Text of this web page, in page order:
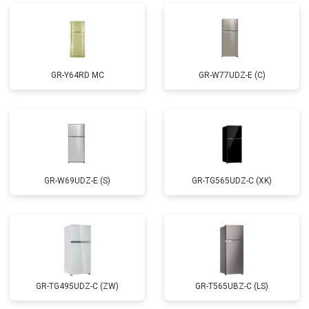
GR-Y64RD MC GR-W77UDZ-E (C)
GR-W69UDZ-E (S) GR-TG565UDZ-C (XK)
GR-TG495UDZ-C (ZW) GR-T565UBZ-C (LS)